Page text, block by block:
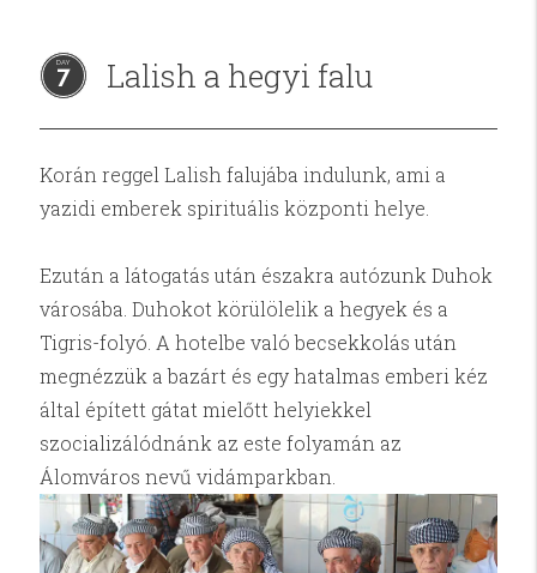
7 Lalish a hegyi falu
Korán reggel Lalish falujába indulunk, ami a
yazidi emberek spirituális központi helye.
Ezután a látogatás után északra autózunk Duhok
városába. Duhokot körülölelik a hegyek és a
Tigris-folyó. A hotelbe való becsekkolás után
megnézzük a bazárt és egy hatalmas emberi kéz
által épített gátat mielőtt helyiekkel
szocializálódnánk az este folyamán az
Álomváros nevű vidámparkban.